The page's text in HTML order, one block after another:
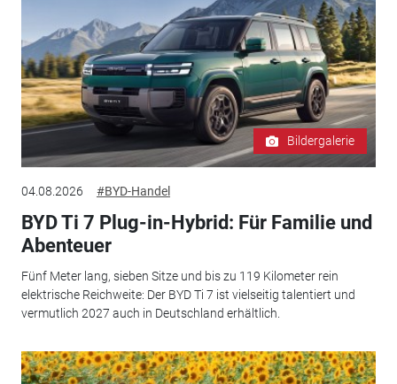
Bildergalerie
04.08.2026 #BYD-Handel
BYD Ti 7 Plug-in-Hybrid: Für Familie und
Abenteuer
Fünf Meter lang, sieben Sitze und bis zu 119 Kilometer rein
elektrische Reichweite: Der BYD Ti 7 ist vielseitig talentiert und
vermutlich 2027 auch in Deutschland erhältlich.